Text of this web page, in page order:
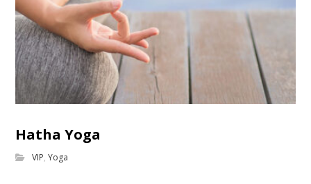
Hatha Yoga
VIP,Yoga